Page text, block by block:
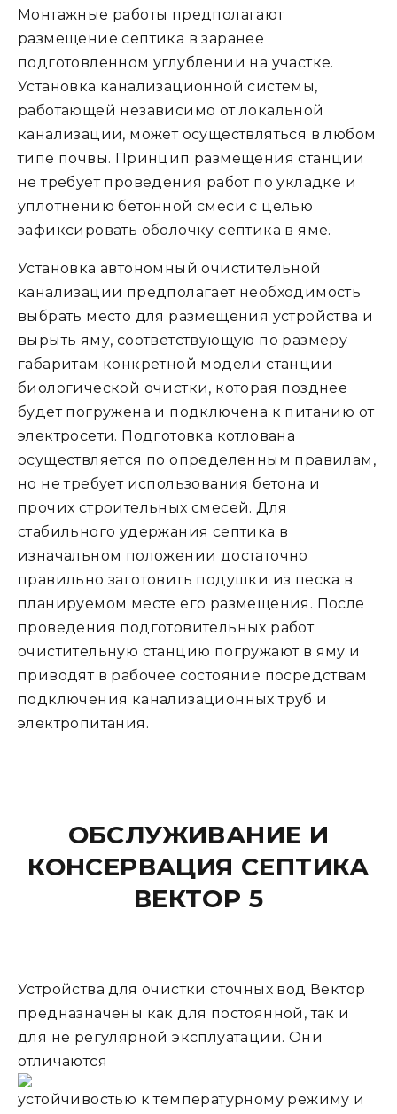
Монтажные работы предполагают
размещение септика в заранее
подготовленном углублении на участке.
Установка канализационной системы,
работающей независимо от локальной
канализации, может осуществляться в любом
типе почвы. Принцип размещения станции
не требует проведения работ по укладке и
уплотнению бетонной смеси с целью
зафиксировать оболочку септика в яме.
Установка автономный очистительной
канализации предполагает необходимость
выбрать место для размещения устройства и
вырыть яму, соответствующую по размеру
габаритам конкретной модели станции
биологической очистки, которая позднее
будет погружена и подключена к питанию от
электросети. Подготовка котлована
осуществляется по определенным правилам,
но не требует использования бетона и
прочих строительных смесей. Для
стабильного удержания септика в
изначальном положении достаточно
правильно заготовить подушки из песка в
планируемом месте его размещения. После
проведения подготовительных работ
очистительную станцию погружают в яму и
приводят в рабочее состояние посредствам
подключения канализационных труб и
электропитания.
ОБСЛУЖИВАНИЕ И
КОНСЕРВАЦИЯ СЕПТИКА
ВЕКТОР 5
Устройства для очистки сточных вод Вектор
предназначены как для постоянной, так и
для не регулярной эксплуатации. Они
отличаются
устойчивостью к температурному режиму и